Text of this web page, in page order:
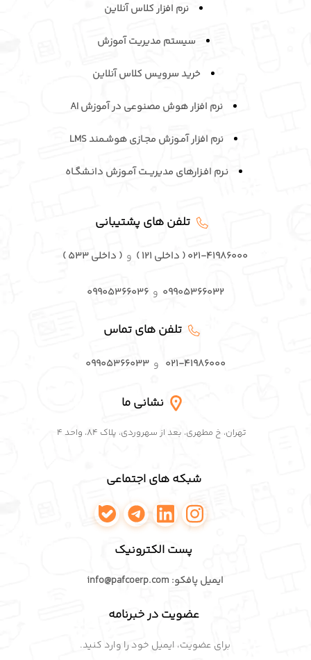
نرم افزار کلاس آنلاین
سیستم مدیریت آموزش
خرید سرویـس کلاس آنلاین
نرم افزار هوش مصنوعی در آموزش AI
نرم افزار آمـوزش مجـازی هوشـمند LMS
نـرم افـزارهای مدیریــت آمـوزش دانـشگـاه
تلفن های پشتیبانی
۰۲۱-۴۱۹۸۶۰۰۰ ( داخلی ۱۲۱ ) و ( داخلی ۵۳۳ )
۰۹۹۰۵۳۶۶۰۳۲ و۰۹۹۰۵۳۶۶۰۳۶
تلفن های تماس
۰۲۱-۴۱۹۸۶۰۰۰ و۰۹۹۰۵۳۶۶۰۳۳
نشانی ما
تهران، خ مطهری، بعد از سهروردی، پلاک ۸۴، واحد ۴
شبکه های اجتماعی
اینستاگرام پافکو
لینکدین پافکو
تلگرام پافکوواتساپ پافکو
پست الکترونیک
ایمیل پافکو: info@pafcoerp.com
عضویت در خبرنامه
برای عضویت، ایمیل خود را وارد کنید.